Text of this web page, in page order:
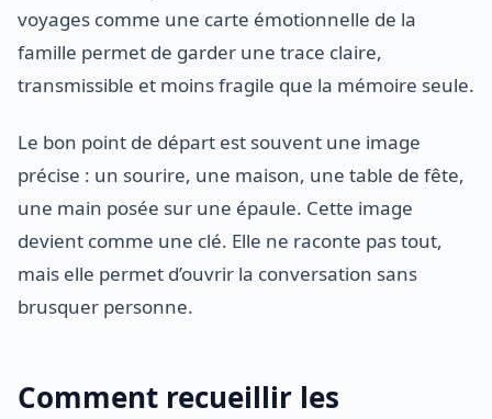
voyages comme une carte émotionnelle de la
famille permet de garder une trace claire,
transmissible et moins fragile que la mémoire seule.
Le bon point de départ est souvent une image
précise : un sourire, une maison, une table de fête,
une main posée sur une épaule. Cette image
devient comme une clé. Elle ne raconte pas tout,
mais elle permet d’ouvrir la conversation sans
brusquer personne.
Comment recueillir les